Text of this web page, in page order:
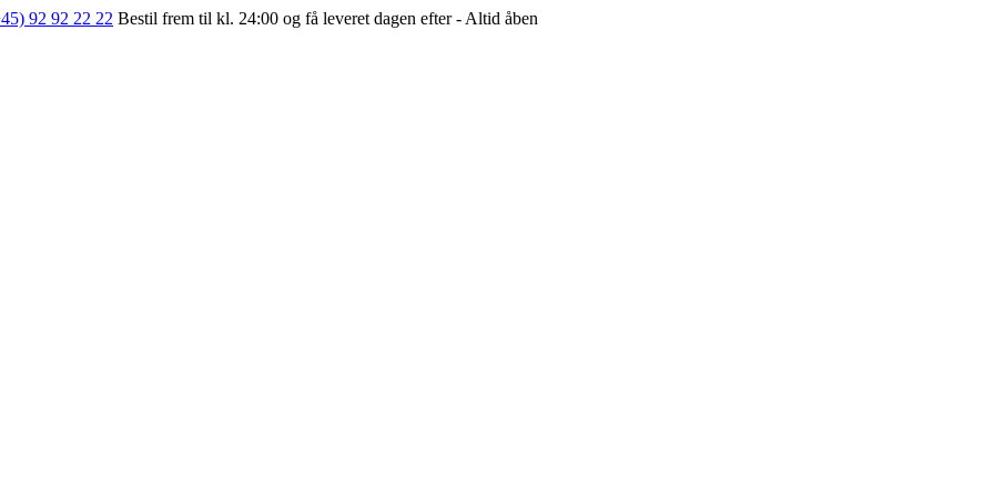
92 92 22 22 Bestil frem til kl. 24:00 og få leveret dagen efter - Altid åben